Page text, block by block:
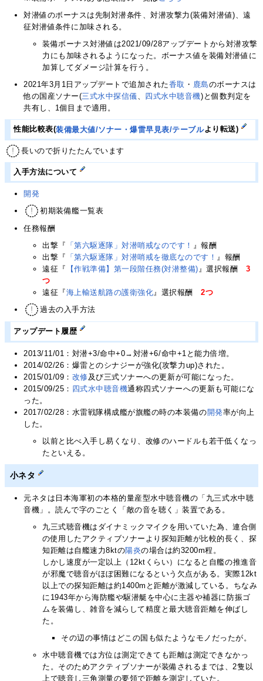
対潜値のボーナスは先制対潜条件、対潜攻撃力(装備対潜値)、遠
征対潜値条件に加味される。
装備ボーナス対潜値は2021/09/28アップデートから対潜攻撃
力にも加味されるようになった。ボーナス値を装備対潜値に
加算してダメージ計算を行う。
2021年3月1日アップデートで追加された香取 ・ 鹿島のボーナスは
他の国産ソナー(三式水中探信儀、 四式水中聴音機)と個数判定を
共有し、1個目まで適用。
性能比較表(装備最大値/ソナー・爆雷早見表/テーブルより転送)
長いので折りたたんでいます
入手方法について
開発
初期装備艦一覧表
任務報酬
出撃『 「第六駆逐隊」対潜哨戒なのです！ 』報酬
出撃『 「第六駆逐隊」対潜哨戒を徹底なのです！ 』報酬
遠征『
【作戦準備】第一段階任務(対潜整備) 』選択報酬3
つ
遠征『海上輸送航路の護衛強化 』選択報酬2つ
過去の入手方法
アップデート履歴
2013/11/01：対潜+3/命中+0→対潜+6/命中+1と能力倍増。
2014/02/26：爆雷とのシナジーが強化(攻撃力up)された。
2015/01/09： 改修及び三式ソナーへの更新が可能になった。
2015/09/25： 四式水中聴音機通称四式ソナーへの更新も可能にな
った。
2017/02/28：水雷戦隊構成艦が旗艦の時の本装備の開発率が向上
した。
以前と比べ入手し易くなり、改修のハードルも若干低くなっ
たといえる。
小ネタ
元ネタは日本海軍初の本格的量産型水中聴音機の「九三式水中聴
音機」。読んで字のごとく「敵の音を聴く」装置である。
九三式聴音機はダイナミックマイクを用いていた為、連合側
の使用したアクティブソナーより探知距離が比較的長く、探
知距離は自艦速力8ktの陽炎の場合は約3200m程。
しかし速度が一定以上（12ktくらい）になると自艦の推進音
が邪魔で聴音がほぼ困難になるという欠点がある。実際12kt
以上での探知距離は約1400mと距離が激減している。ちなみ
に1943年から海防艦や駆潜艇を中心に主器や補器に防振ゴ
ムを装備し、雑音を減らして精度と最大聴音距離を伸ばし
た。
その辺の事情はどこの国も似たようなモノだったが。
水中聴音機では方位は測定できても距離は測定できなかっ
た。そのためアクティブソナーが装備されるまでは、2隻以
上で聴音し三角測量の要領で距離を測定していた。